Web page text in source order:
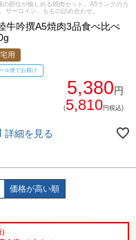
日を除く)
の部位が愉しめる焼肉セット。A5ランクのカ
サーロイン、ももの詰め合わせ。
牛吟撰A5焼肉3品食べ比べ
用
ル便でお届け
5,380円
(5,810円税込)
詳細を見る
価格が高い順